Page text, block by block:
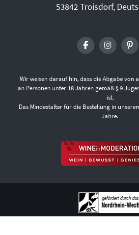
53842 Troisdorf,
Wir weisen darauf hin, dass die Abgabe von
an Personen unter 18 Jahren gemäß § 9
ist.
Das Mindestalter für die Bestellung in
Jahre.